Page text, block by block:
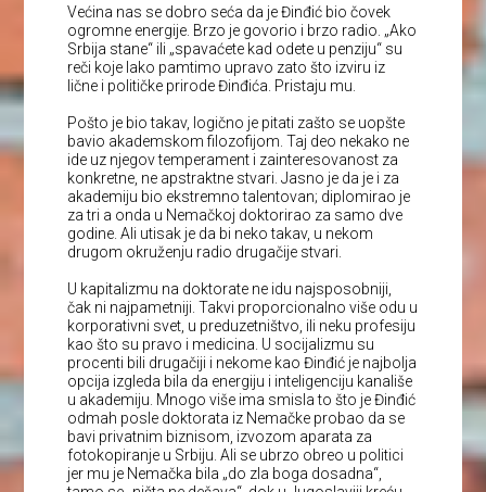
Većina nas se dobro seća da je Đinđić bio čovek
ogromne energije. Brzo je govorio i brzo radio. „Ako
Srbija stane“ ili „spavaćete kad odete u penziju“ su
reči koje lako pamtimo upravo zato što izviru iz
lične i političke prirode Đinđića. Pristaju mu.
Pošto je bio takav, logično je pitati zašto se uopšte
bavio akademskom filozofijom. Taj deo nekako ne
ide uz njegov temperament i zainteresovanost za
konkretne, ne apstraktne stvari. Jasno je da je i za
akademiju bio ekstremno talentovan; diplomirao je
za tri a onda u Nemačkoj doktorirao za samo dve
godine. Ali utisak je da bi neko takav, u nekom
drugom okruženju radio drugačije stvari.
U kapitalizmu na doktorate ne idu najsposobniji,
čak ni najpametniji. Takvi proporcionalno više odu u
korporativni svet, u preduzetništvo, ili neku profesiju
kao što su pravo i medicina. U socijalizmu su
procenti bili drugačiji i nekome kao Đinđić je najbolja
opcija izgleda bila da energiju i inteligenciju kanališe
u akademiju. Mnogo više ima smisla to što je Đinđić
odmah posle doktorata iz Nemačke probao da se
bavi privatnim biznisom, izvozom aparata za
fotokopiranje u Srbiju. Ali se ubrzo obreo u politici
jer mu je Nemačka bila „do zla boga dosadna“,